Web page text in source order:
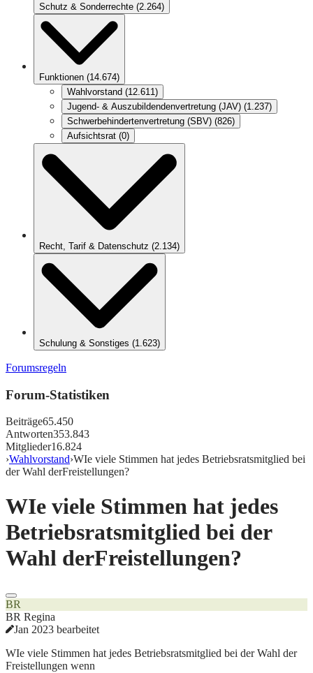
Schutz & Sonderrechte (2.264)
Funktionen (14.674)
Wahlvorstand (12.611)
Jugend- & Auszubildendenvertretung (JAV) (1.237)
Schwerbehindertenvertretung (SBV) (826)
Aufsichtsrat (0)
Recht, Tarif & Datenschutz (2.134)
Schulung & Sonstiges (1.623)
Forumsregeln
Forum-Statistiken
Beiträge65.450
Antworten353.843
Mitglieder16.824
›Wahlvorstand›WIe viele Stimmen hat jedes Betriebsratsmitglied bei
der Wahl derFreistellungen?
WIe viele Stimmen hat jedes
Betriebsratsmitglied bei der
Wahl derFreistellungen?
BR
BR Regina
Jan 2023 bearbeitet
WIe viele Stimmen hat jedes Betriebsratsmitglied bei der Wahl der
Freistellungen wenn